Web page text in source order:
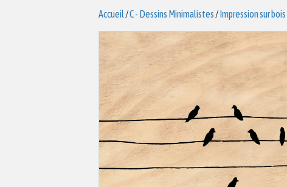
Accueil /C - Dessins Minimalistes /Impression sur bois